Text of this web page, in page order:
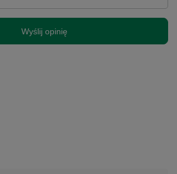
Wyślij opinię